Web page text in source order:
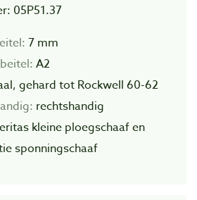
05P51.37
7 mm
A2
gehard tot Rockwell 60-62
rechtshandig
kleine ploegschaaf en
sponningschaaf